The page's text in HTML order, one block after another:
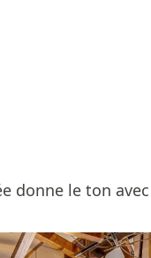
donne le ton